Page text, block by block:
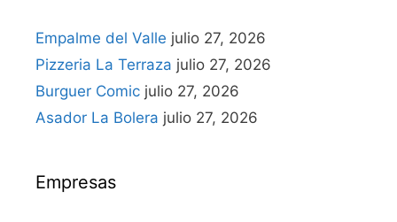
Empalme del Valle julio 27, 2026
Pizzeria La Terraza julio 27, 2026
Burguer Comic julio 27, 2026
Asador La Bolera julio 27, 2026
Empresas